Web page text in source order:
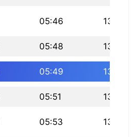
05:46 13:33
05:48 13:32
05:49 13:32
05:51 13:32
05:53 13:32